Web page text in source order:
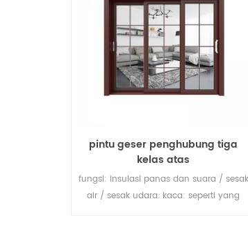
pintu geser penghubung tiga
kelas atas
fungsi: insulasi panas dan suara / sesak
air / sesak udara. kaca: seperti yang